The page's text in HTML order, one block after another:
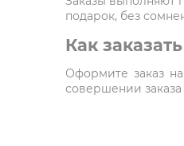
подарок, без
Как
Оформите заказ
совершении